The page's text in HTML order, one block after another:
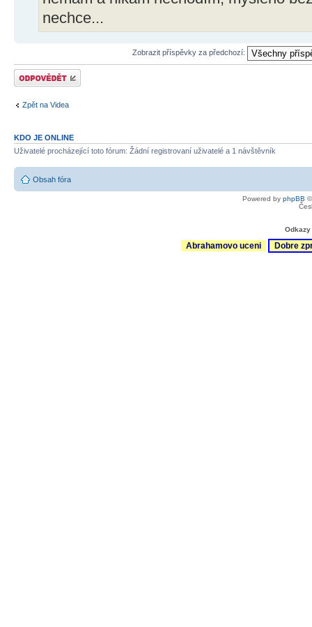
nechce...
Zobrazit příspěvky za předchozí:
Odeslat odpověď
Zpět na Videa
KDO JE ONLINE
Uživatelé procházející toto fórum: Žádní registrovaní uživatelé a 1 návštěvník
Obsah fóra
Powered by phpBB
Abrahamovo uceni Dobre